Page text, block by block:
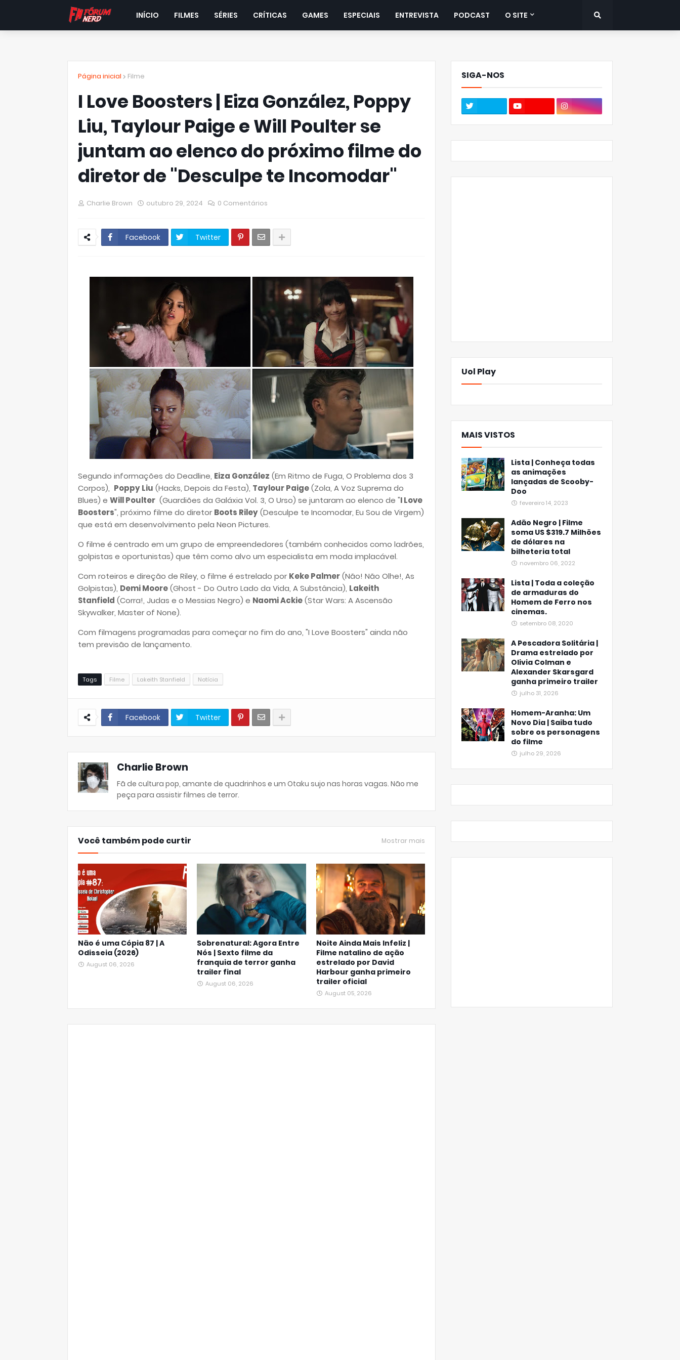
INÍCIO FILMES SÉRIES CRÍTICAS GAMES ESPECIAIS ENTREVISTA PODCAST O SITE
Página inicial Filme
I Love Boosters | Eiza González, Poppy
Liu, Taylour Paige e Will Poulter se
juntam ao elenco do próximo filme do
diretor de "Desculpe te Incomodar"
Charlie Brown outubro 29, 2024 0 Comentários
Facebook Twitter
Segundo informações do Deadline, Eiza González (Em Ritmo de Fuga, O Problema dos 3
Corpos), Poppy Liu (Hacks, Depois da Festa), Taylour Paige(Zola, A Voz Suprema do
Blues) e Will Poulter (Guardiões da Galáxia Vol. 3, O Urso) se juntaram ao elenco de "I Love
Boosters", próximo filme do diretor Boots Riley(Desculpe te Incomodar, Eu Sou de Virgem)
que está em desenvolvimento pela Neon Pictures.
O filme é centrado em um grupo de empreendedores (também conhecidos como ladrões,
golpistas e oportunistas) que têm como alvo um especialista em moda implacável.
Com roteiros e direção de Riley, o filme é estrelado por Keke Palmer(Não! Não Olhe!, As
Golpistas), Demi Moore(Ghost - Do Outro Lado da Vida, A Substância), Lakeith
Stanfield (Corra!, Judas e o Messias Negro) e Naomi Ackie(Star Wars: A Ascensão
Skywalker, Master of None).
Com filmagens programadas para começar no fim do ano, "I Love Boosters" ainda não
tem previsão de lançamento.
Tags Filme Lakeith Stanfield Notícia
Facebook Twitter
Charlie Brown
Fã de cultura pop, amante de quadrinhos e um Otaku sujo nas horas vagas. Não me
peça para assistir filmes de terror.
Você também pode curtir Mostrar mais
Não é uma Cópia 87 | A
Odisseia (2026)
August 06, 2026
Sobrenatural: Agora Entre
Nós | Sexto filme da
franquia de terror ganha
trailer final
August 06, 2026
Noite Ainda Mais Infeliz |
Filme natalino de ação
estrelado por David
Harbour ganha primeiro
trailer oficial
August 05, 2026
SIGA-NOS
Uol Play
MAIS VISTOS
Lista | Conheça todas
as animações
lançadas de Scooby-
Doo
fevereiro 14, 2023
Adão Negro | Filme
soma US $319.7 Milhões
de dólares na
bilheteria total
novembro 06, 2022
Lista | Toda a coleção
de armaduras do
Homem de Ferro nos
cinemas.
setembro 08, 2020
A Pescadora Solitária |
Drama estrelado por
Olivia Colman e
Alexander Skarsgard
ganha primeiro trailer
julho 31, 2026
Homem-Aranha: Um
Novo Dia | Saiba tudo
sobre os personagens
do filme
julho 29, 2026